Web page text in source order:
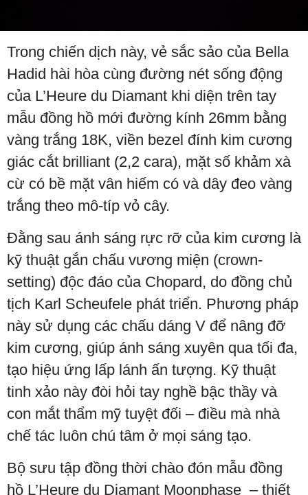
Trong chiến dịch này, vẻ sắc sảo của Bella
Hadid hài hòa cùng đường nét sống động
của L’Heure du Diamant khi diện trên tay
mẫu đồng hồ mới đường kính 26mm bằng
vàng trắng 18K, viền bezel đính kim cương
giác cắt brilliant (2,2 cara), mặt số khảm xà
cừ có bề mặt vân hiếm có và dây đeo vàng
trắng theo mô-típ vỏ cây.
Đằng sau ánh sáng rực rỡ của kim cương là
kỹ thuật gắn chấu vương miện (crown-
setting) độc đáo của Chopard, do đồng chủ
tịch Karl Scheufele phát triển. Phương pháp
này sử dụng các chấu dáng V để nâng đỡ
kim cương, giúp ánh sáng xuyên qua tối đa,
tạo hiệu ứng lấp lánh ấn tượng. Kỹ thuật
tinh xảo này đòi hỏi tay nghề bậc thầy và
con mắt thẩm mỹ tuyệt đối – điều mà nhà
chế tác luôn chú tâm ở mọi sáng tạo.
Bộ sưu tập đồng thời chào đón mẫu đồng
hồ L’Heure du Diamant Moonphase – thiết